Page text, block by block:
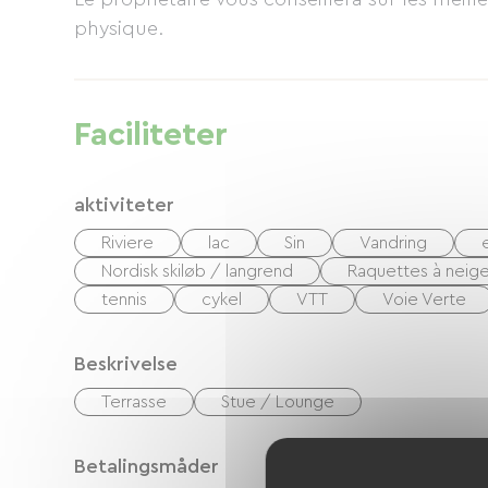
Højstol, klapseng og børnesikringsgitter til
physique.
Faciliteter
aktiviteter
Riviere lac Sin Vandring
Nordisk skiløb / langrend
Raquettes à neige
tennis
cykel VTT Voie Verte
Beskrivelse
Terrasse Stue / Lounge
Betalingsmåder